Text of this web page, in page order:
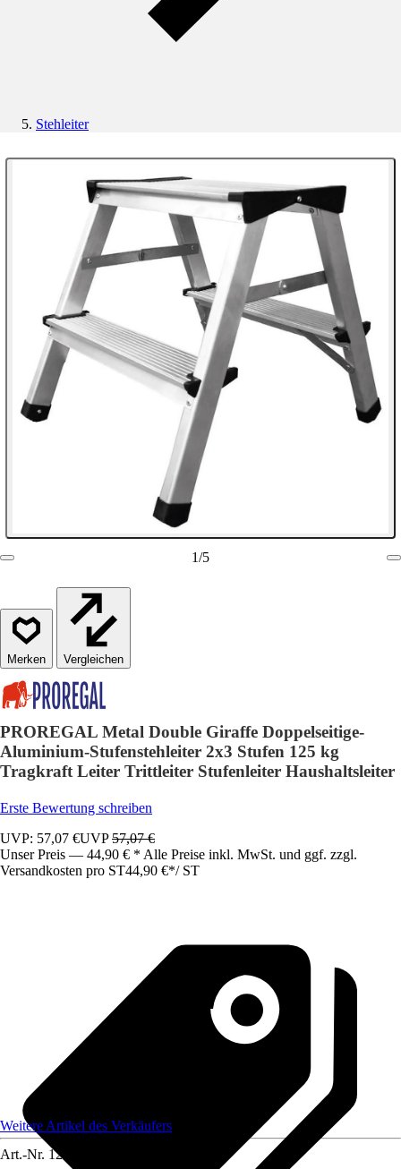
Stehleiter
1/5
Vergleichen
PROREGAL Metal Double Giraffe Doppelseitige-
Aluminium-Stufenstehleiter 2x3 Stufen 125 kg
Tragkraft Leiter Trittleiter Stufenleiter Haushaltsleiter
Erste Bewertung schreiben
UVP: 57,07 €UVP57,07 €
Unser Preis — 44,90 € * Alle Preise inkl. MwSt. und ggf. zzgl.
Versandkosten pro ST44,90 €*/ ST
Weitere Artikel des Verkäufers
Art.-Nr. 12220671